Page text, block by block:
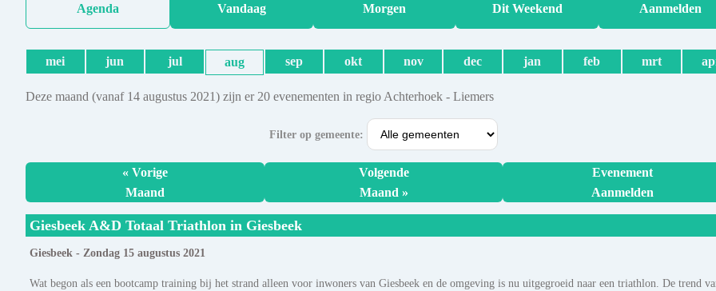
Agenda Vandaag Morgen Dit Weekend Aanmelden
mei jun jul aug sep okt nov dec jan feb mrt
Deze maand (vanaf 14 augustus 2021) zijn er 20 evenementen in regio Achterhoek - Liemers
Filter op gemeente:
« Vorige
Maand
Volgende
Maand »
Evenement
Aanmelden
Giesbeek A&D Totaal Triathlon in Giesbeek
Giesbeek - Zondag 15 augustus 2021
Wat begon als een bootcamp training bij het strand alleen voor inwoners van Giesbeek en de omgeving is nu uitgegroeid naar een triathlon. De trend